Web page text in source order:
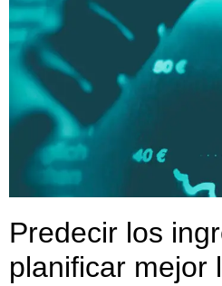
Predecir los
planificar mejor